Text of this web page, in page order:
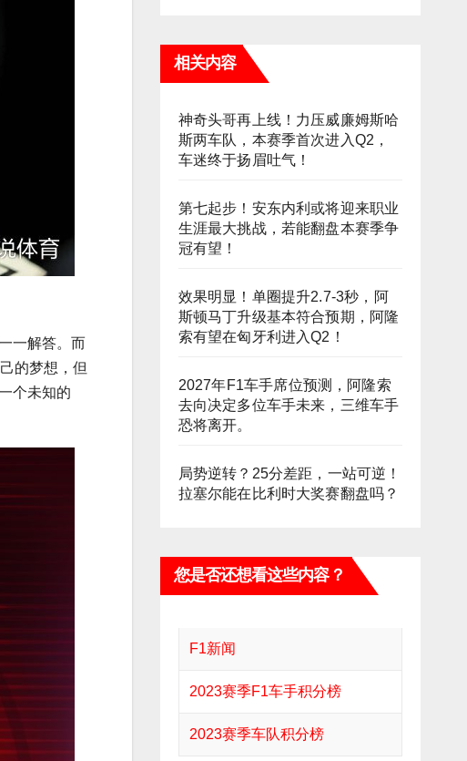
一解答。而
的梦想，但
个未知的
相关内容
神奇头哥再上线！力压威廉姆斯哈
斯两车队，本赛季首次进入Q2，
车迷终于扬眉吐气！
第七起步！安东内利或将迎来职业
生涯最大挑战，若能翻盘本赛季争
冠有望！
效果明显！单圈提升2.7-3秒，阿
斯顿马丁升级基本符合预期，阿隆
索有望在匈牙利进入Q2！
2027年F1车手席位预测，阿隆索
去向决定多位车手未来，三维车手
恐将离开。
局势逆转？25分差距，一站可逆！
拉塞尔能在比利时大奖赛翻盘吗？
您是否还想看这些内容？
F1新闻
2023赛季F1车手积分榜
2023赛季车队积分榜